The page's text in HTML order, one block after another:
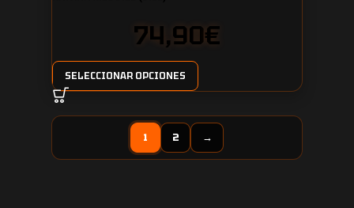
74,90€
SELECCIONAR OPCIONES
1 2 →